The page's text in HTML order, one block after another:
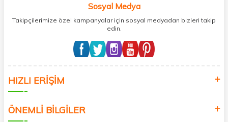
Sosyal Medya
Takipçilerimize özel kampanyalar için sosyal medyadan bizleri takip
edin.
HIZLI ERİŞİM
ÖNEMLİ BİLGİLER